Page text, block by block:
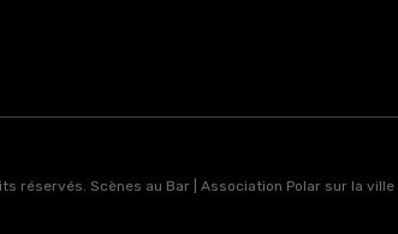
réservés. Scènes au Bar | Association Polar sur la ville |